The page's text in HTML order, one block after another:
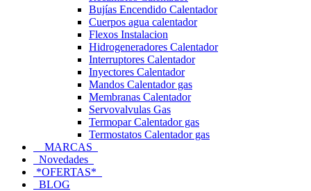
Bujías Encendido Calentador
Cuerpos agua calentador
Flexos Instalacion
Hidrogeneradores Calentador
Interruptores Calentador
Inyectores Calentador
Mandos Calentador gas
Membranas Calentador
Servovalvulas Gas
Termopar Calentador gas
Termostatos Calentador gas
MARCAS
Novedades
*OFERTAS*
BLOG